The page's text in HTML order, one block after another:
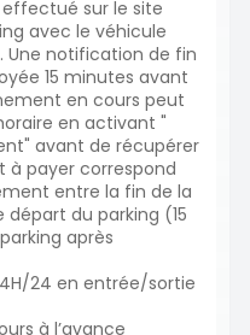
sur le site
avec le véhicule
Une notification de fin
15 minutes avant
en cours peut
en activant "
avant de récupérer
à payer correspond
entre la fin de la
du parking (15
après
24 en entrée/sortie
à l’avance